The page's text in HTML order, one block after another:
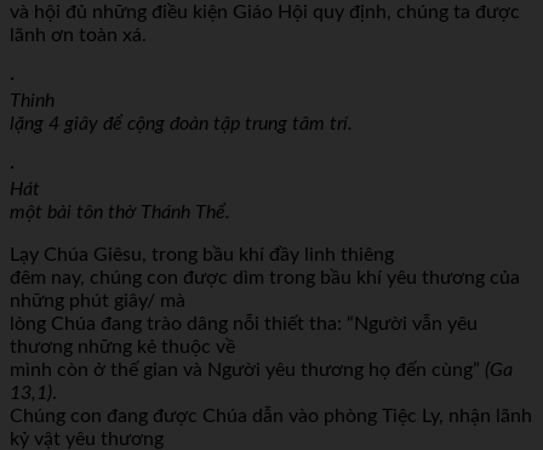
và hội đủ những điều kiện Giáo Hội quy định, chúng ta được
lãnh ơn toàn xá.
·
Thinh
lặng 4 giây để cộng đoàn tập trung tâm trí.
·
Hát
một bài tôn thờ Thánh Thể.
Lạy Chúa Giêsu, trong bầu khí đầy linh thiêng
đêm nay, chúng con được dìm trong bầu khí yêu thương của
những phút giây/ mà
lòng Chúa đang trào dâng nỗi thiết tha: “Người vẫn yêu
thương những kẻ thuộc về
mình còn ở thế gian và Người yêu thương họ đến cùng” (Ga
13,1).
Chúng con đang được Chúa dẫn vào phòng Tiệc Ly, nhận lãnh
kỷ vật yêu thương